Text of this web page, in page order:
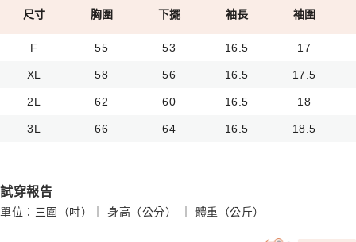
尺寸 胸圍 下擺 袖長 袖圍
F 55 53 16.5 17
XL 58 56 16.5 17.5
2L 62 60 16.5 18
3L 66 64 16.5 18.5
試穿報告
單位：三圍（吋）｜ 身高（公分） ｜ 體重（公斤）